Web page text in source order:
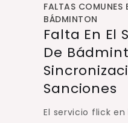
FALTAS COMUNES
BÁDMINTON
Falta En El
De
Sanciones
El servicio flick